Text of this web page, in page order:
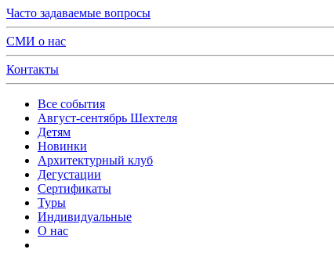
Часто задаваемые вопросы
СМИ о нас
Контакты
Все события
Август-сентябрь Шехтеля
Детям
Новинки
Архитектурный клуб
Дегустации
Сертификаты
Туры
Индивидуальные
О нас